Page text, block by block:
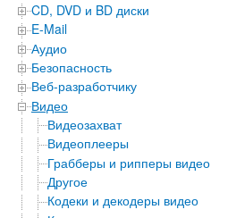
CD, DVD и BD диски
E-Mail
Аудио
Безопасность
Веб-разработчику
Видео
Видеозахват
Видеоплееры
Грабберы и рипперы видео
Другое
Кодеки и декодеры видео